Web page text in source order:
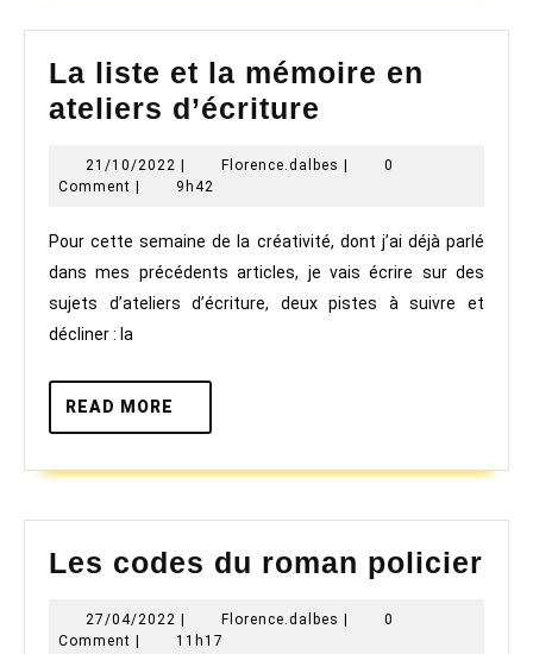
La liste et la mémoire en
ateliers d’écriture
et
mémoire
en
ateliers
21/10/2022 21/10/2022Florence.dalbes Florence.dalbes
0
Comment
9h42
Pour cette semaine de la créativité, dont j’ai déjà parlé
dans mes précédents articles, je vais écrire sur des
sujets d’ateliers d’écriture, deux pistes à suivre et
décliner : la
READ MORE
MORE
Les codes du roman policier
27/04/2022 27/04/2022Florence.dalbes Florence.dalbes
0
Comment
11h17